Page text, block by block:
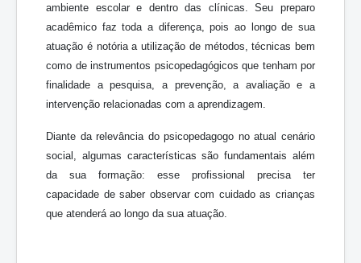
ambiente escolar e dentro das clínicas. Seu preparo
acadêmico faz toda a diferença, pois ao longo de sua
atuação é notória a utilização de métodos, técnicas bem
como de instrumentos psicopedagógicos que tenham por
finalidade a pesquisa, a prevenção, a avaliação e a
intervenção relacionadas com a aprendizagem.
Diante da relevância do psicopedagogo no atual cenário
social, algumas características são fundamentais além
da sua formação: esse profissional precisa ter
capacidade de saber observar com cuidado as crianças
que atenderá ao longo da sua atuação.